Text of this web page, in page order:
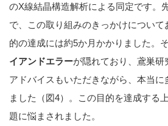
のX線結晶構造解析による同定です。
で、この取り組みのきっかけについて
的の達成には約5か月かかりました。
イアンドエラーが隠れており、鳶巣
アドバイスもいただきながら、本当に
ました（図4）。この目的を達成する
題に悩まされました。